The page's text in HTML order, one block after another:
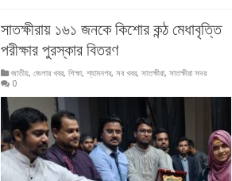
সাতক্ষীরায় ১৬১ জনকে কিশোর কন্ঠ মেধাবৃত্তি
পরীক্ষার পুরস্কার বিতরণ
জাতীয়, জেলার খবর, শিক্ষা, শ্যামনগর, সব খবর, সাতক্ষীরা, সাতক্ষীরা সদর
0